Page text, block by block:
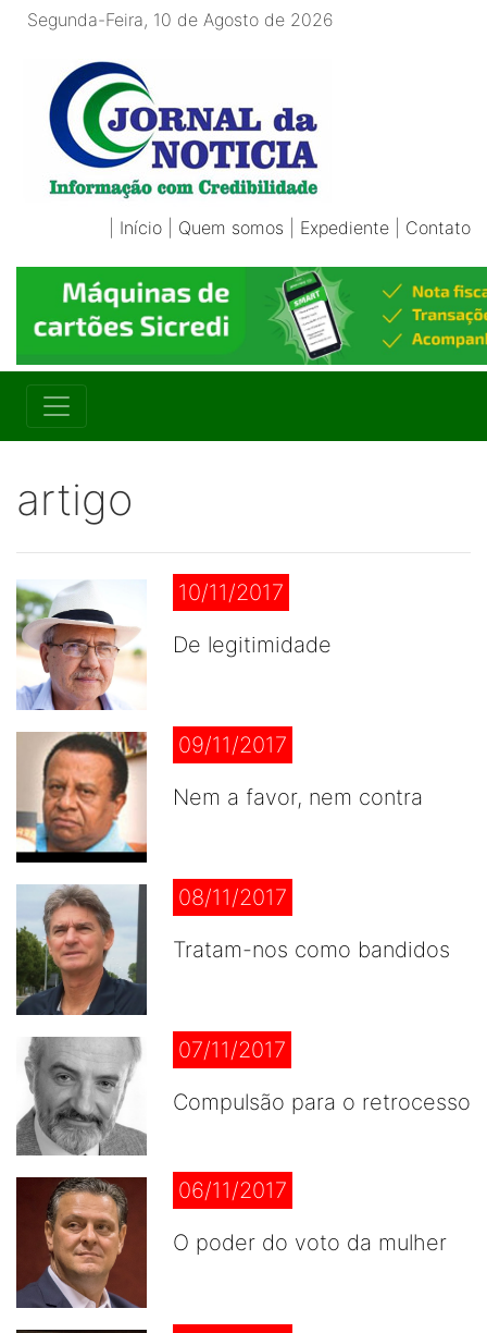
Segunda-Feira, 10 de Agosto de 2026
Início Quem somos Expediente Contato
artigo
10/11/2017
De legitimidade
09/11/2017
Nem a favor, nem contra
08/11/2017
Tratam-nos como bandidos
07/11/2017
Compulsão para o retrocesso
06/11/2017
O poder do voto da mulher